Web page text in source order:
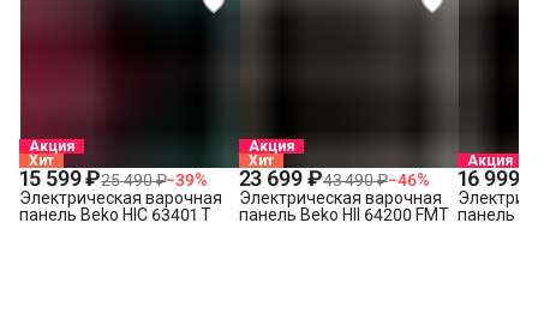
Акция
Хит
15 599 ₽25 490 ₽−39%
Электрическая варочная
панель Beko HIC 63401 T
Акция
Хит
23 699 ₽43 490 ₽−46%
Электрическая варочная
панель Beko HII 64200 FMT
Акция
16 999
панель